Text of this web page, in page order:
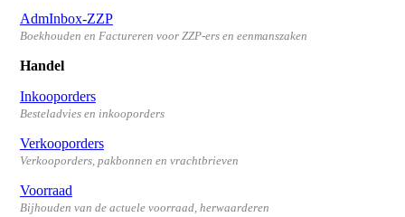
AdmInbox-ZZP
Boekhouden en Factureren voor ZZP-ers en eenmanszaken
Handel
Inkooporders
Besteladvies en inkooporders
Verkooporders
Verkooporders, pakbonnen en vrachtbrieven
Voorraad
Bijhouden van de actuele voorraad, herwaarderen